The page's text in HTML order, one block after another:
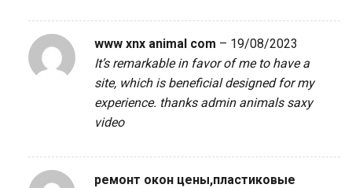
www xnx animal com – 19/08/2023
It’s remarkable in favor of me to have a
site, which is beneficial designed for my
experience. thanks admin animals saxy
video
ремонт окон цены,пластиковые